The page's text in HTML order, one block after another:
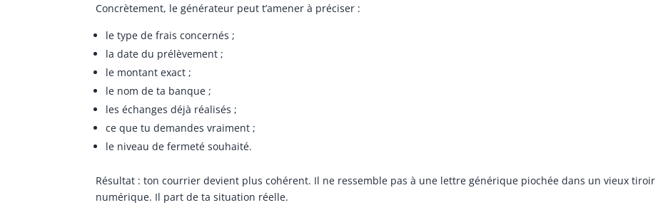
Concrètement, le générateur peut t’amener à préciser :
le type de frais concernés ;
la date du prélèvement ;
le montant exact ;
le nom de ta banque ;
les échanges déjà réalisés ;
ce que tu demandes vraiment ;
le niveau de fermeté souhaité.
Résultat : ton courrier devient plus cohérent. Il ne ressemble pas à une lettre générique piochée dans un vieux tiroir
numérique. Il part de ta situation réelle.